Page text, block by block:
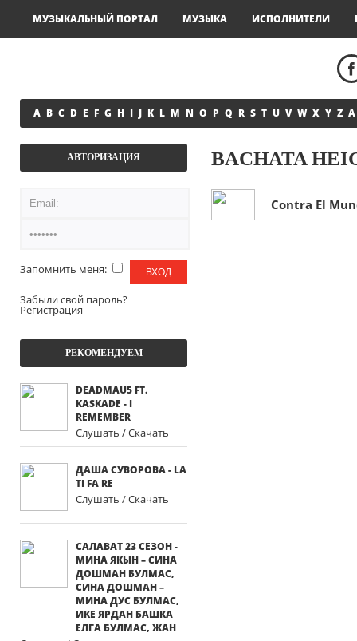
МУЗЫКАЛЬНЫЙ ПОРТАЛ МУЗЫКА ИСПОЛНИТЕЛИ
A B C D E F G H I J K L M N O P Q R S T U V W X Y Z А
АВТОРИЗАЦИЯ
Запомнить меня:
Забыли свой пароль?
Регистрация
РЕКОМЕНДУЕМ
DEADMAU5 FT.
KASKADE - I
REMEMBER
Слушать / Скачать
ДАША СУВОРОВА - LA
TI FA RE
Слушать / Скачать
САЛАВАТ 23 СЕЗОН -
МИНА ЯКЫН – СИНА
ДОШМАН БУЛМАС,
СИНА ДОШМАН –
МИНА ДУС БУЛМАС,
ИКЕ ЯРДАН БАШКА
ЕЛГА БУЛМАС, ЖАН
BACHATA
Contra El